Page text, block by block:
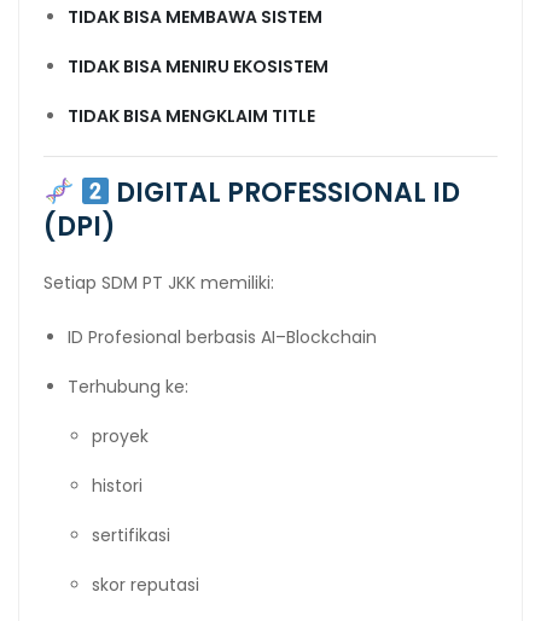
TIDAK BISA MEMBAWA SISTEM
TIDAK BISA MENIRU EKOSISTEM
TIDAK BISA MENGKLAIM TITLE
DIGITAL PROFESSIONAL ID
(DPI)
Setiap SDM PT JKK memiliki:
ID Profesional berbasis AI–Blockchain
Terhubung ke:
proyek
histori
sertifikasi
skor reputasi